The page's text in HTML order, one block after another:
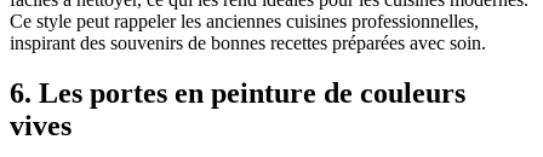
Ce style peut rappeler les anciennes cuisines professionnelles,
inspirant des souvenirs de bonnes recettes préparées avec soin.
6. Les portes en peinture de couleurs
vives